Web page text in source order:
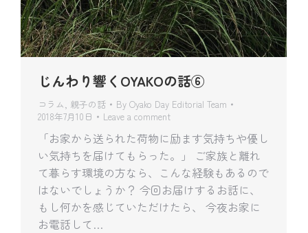
じんわり響くOYAKOの話⑥
コラム 親子の話 By Oyako Day Editorial Team
2018年7月10日
Leave a comment
「お家から送られた荷物に励ます気持ちや優し
い気持ちを届けてもらった。」 ご家族と離れ
て暮らす環境の方なら、こんな経験もあるので
はないでしょうか？ 今回お届けするお話に、
もし何かを感じていただけたら、 今夜お家に
お電話して…